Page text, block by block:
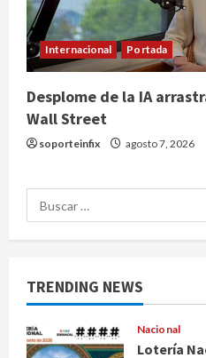
Internacional Portada
Desplome de la IA
Wall Street
soporteinfix agosto 7, 2026
Buscar:
TRENDING NEWS
4
evolución
agosto 7,
Internacional
sociales
1
Nacional
Fallece
Nacional
Lotería